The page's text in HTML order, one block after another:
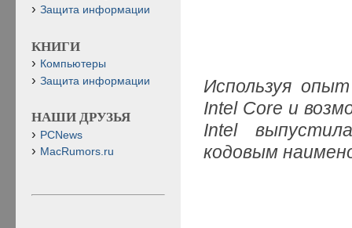
Используя
Intel Core и
Intel
кодовым
Защита информации
КНИГИ
Компьютеры
Защита информации
НАШИ ДРУЗЬЯ
PCNews
MacRumors.ru